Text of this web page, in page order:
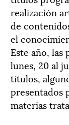
realización
de
el
Este año,
lunes, 20 al
títulos,
presentados
materias